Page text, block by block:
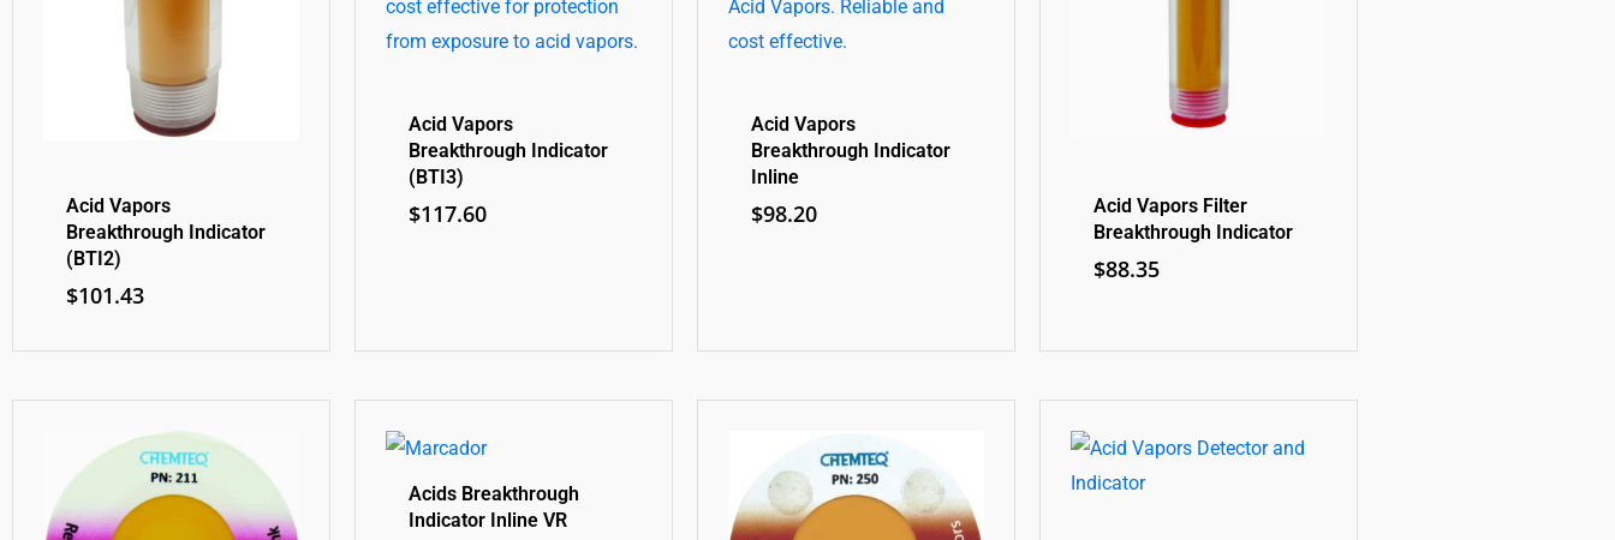
Acid Vapors
Breakthrough Indicator
(BTI2)
$101.43
Acid Vapors
Breakthrough Indicator
(BTI3)
$117.60
Acid Vapors
Breakthrough Indicator
Inline
$98.20
Acid Vapors Filter
Breakthrough Indicator
$88.35
Acids Breakthrough
Indicator Inline VR